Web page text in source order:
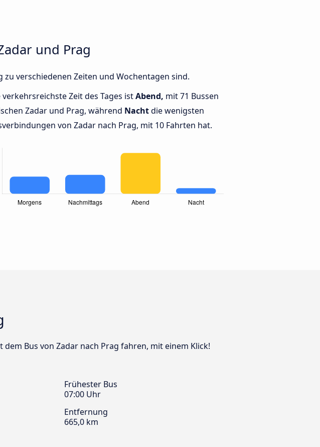
und Prag
verschiedenen Zeiten und Wochentagen sind.
verkehrsreichste Zeit des Tages istAbend, mit 71 Bussen
Zadar und Prag, während Nachtdie wenigsten
von Zadar nach Prag, mit 10 Fahrten hat.
Bus von Zadar nach Prag fahren, mit einem Klick!
Frühester Bus
07:00 Uhr
Entfernung
665,0 km